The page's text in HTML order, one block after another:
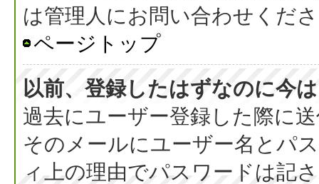
は管理人にお問い合わせくだ
ページトップ
以前、登録したはずなのに今
過去にユーザー登録した際に
そのメールにユーザー名とパ
ィ上の理由でパスワードは記